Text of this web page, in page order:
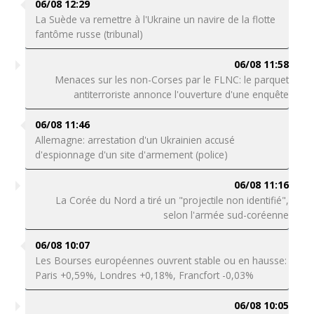
06/08 12:29
La Suède va remettre à l'Ukraine un navire de la flotte
fantôme russe (tribunal)
06/08 11:58
Menaces sur les non-Corses par le FLNC: le parquet
antiterroriste annonce l'ouverture d'une enquête
06/08 11:46
Allemagne: arrestation d'un Ukrainien accusé
d'espionnage d'un site d'armement (police)
06/08 11:16
La Corée du Nord a tiré un "projectile non identifié",
selon l'armée sud-coréenne
06/08 10:07
Les Bourses européennes ouvrent stable ou en hausse:
Paris +0,59%, Londres +0,18%, Francfort -0,03%
06/08 10:05